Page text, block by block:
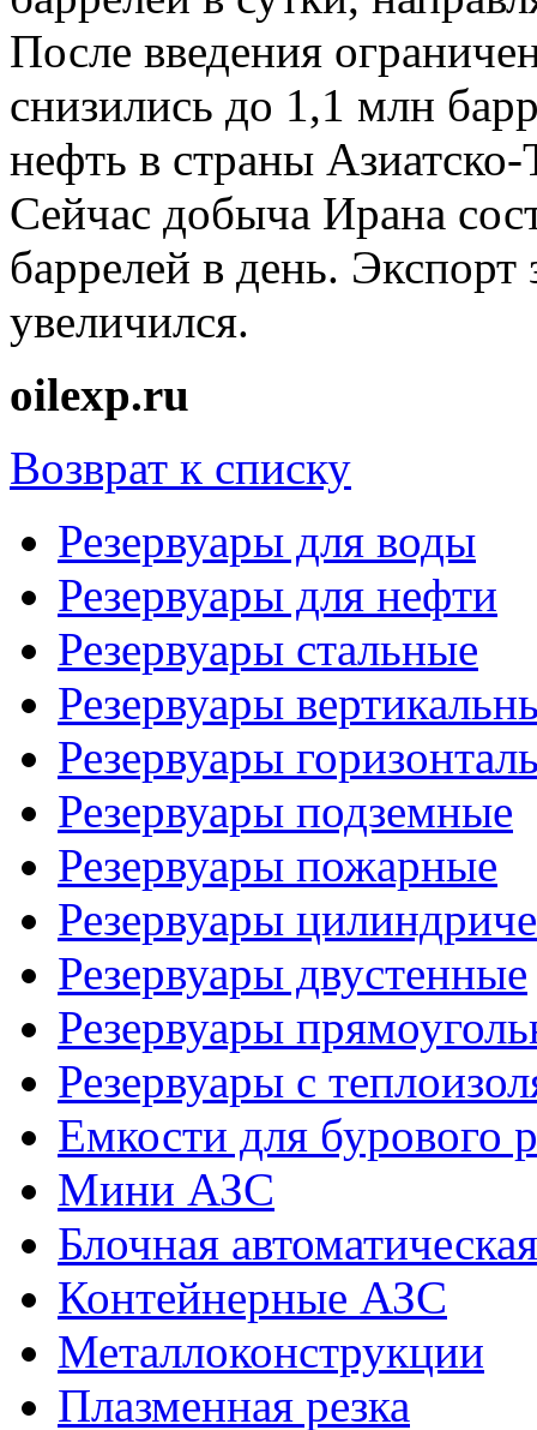
После введения
снизились до 1,1 млн
нефть в страны
Сейчас добыча Ирана
баррелей в день. Экспорт
увеличился.
oilexp.ru
Возврат к списку
Резервуары для воды
Резервуары для нефти
Резервуары стальные
Резервуары
Резервуары
Резервуары подземные
Резервуары пожарные
Резервуары
Резервуары двустенные
Резервуары
Резервуары с
Емкости для бурового
Мини АЗС
Блочная
Контейнерные АЗС
Металлоконструкции
Плазменная резка